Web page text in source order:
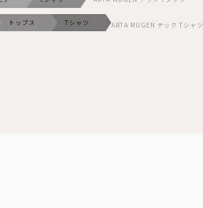
トップス Tシャツ ARTA MUGEN テック Tシャツ